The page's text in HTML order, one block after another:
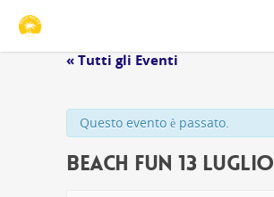
« Tutti gli Eventi
Questo evento è passato.
Beach Fun 13 Luglio